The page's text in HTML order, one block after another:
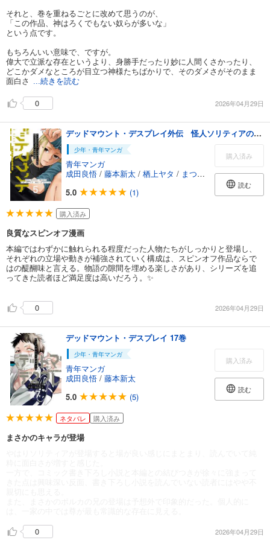
それと、巻を重ねるごとに改めて思うのが、
「この作品、神はろくでもない奴らが多いな」
という点です。
もちろんいい意味で、ですが。
偉大で立派な存在というより、身勝手だったり妙に人間くさかったり、
どこかダメなところが目立つ神様たちばかりで、そのダメさがそのまま
面白さ
...続きを読む
0 2026年04月29日
デッドマウント・デスプレイ外伝 怪人ソリティアの神仙偽術 5巻
少年・青年マンガ
青年マンガ
成田良悟 / 藤本新太 / 栖上ヤタ / まつたけうめ
5.0
(1)
購入済み
読む
購入済み
良質なスピンオフ漫画
本編ではわずかに触れられる程度だった人物たちがしっかりと登場し、
それぞれの立場や動きが補強されていく構成は、スピンオフ作品ならで
はの醍醐味と言える。物語の隙間を埋める楽しさがあり、シリーズを追
ってきた読者ほど満足度は高いだろう。✨
0 2026年04月29日
デッドマウント・デスプレイ 17巻
少年・青年マンガ
青年マンガ
成田良悟 / 藤本新太
5.0
(5)
購入済み
読む
ネタバレ 購入済み
まさかのキャラが登場
0
2026年04月29日